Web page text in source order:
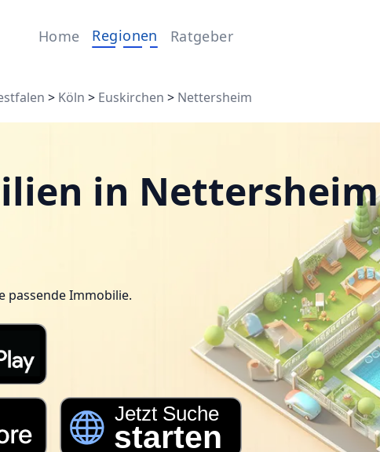
Home Regionen Ratgeber
> Köln > Euskirchen > Nettersheim
in Nettersheim
passende Immobilie.